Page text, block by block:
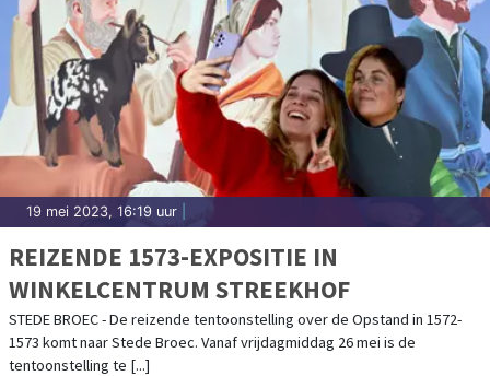
19 mei 2023, 16:19 uur
REIZENDE 1573-EXPOSITIE IN
WINKELCENTRUM STREEKHOF
STEDE BROEC - De reizende tentoonstelling over de Opstand in 1572-
1573 komt naar Stede Broec. Vanaf vrijdagmiddag 26 mei is de
tentoonstelling te [...]